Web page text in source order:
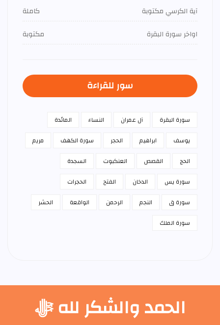
آية الكرسي مكتوبة
كاملة
اواخر سورة البقرة
مكتوبة
سور للقراءة
سورة البقرة آل عمران النساء
المائدة
يوسف
ابراهيم الحجر سورة الكهف
مريم
الحج
القصص العنكبوت
السجدة
سورة يس
الدخان الفتح
الحجرات
سورة ق
النجم الرحمن الواقعة
الحشر
سورة الملك
الحمد والشكر لله ﷻ